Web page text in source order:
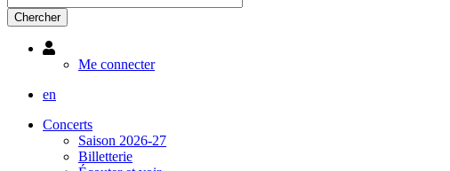
Utilisateur
Me connecter
en
Concerts
Saison 2026-27
Billetterie